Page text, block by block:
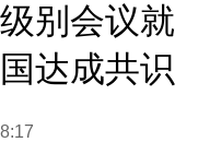
别会议就
达成共识